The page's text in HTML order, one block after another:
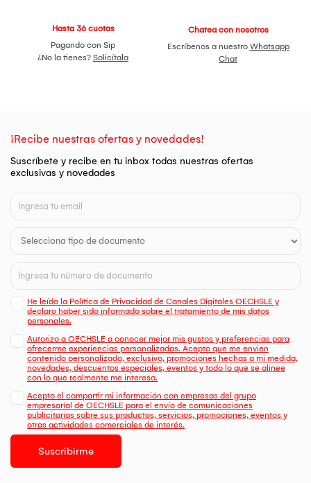
Hasta 36 cuotas
Pagando con Sip
¿No la tienes? Solicítala
Chatea con nosotros
Escríbenos a nuestro Whatsapp
Chat
¡Recibe nuestras ofertas y novedades!
Suscríbete y recibe en tu inbox todas nuestras ofertas
exclusivas y novedades
He leído la Política de Privacidad de Canales Digitales OECHSLE y
declaro haber sido informado sobre el tratamiento de mis datos
personales.
Autorizo a OECHSLE a conocer mejor mis gustos y preferencias para
ofrecerme experiencias personalizadas. Acepto que me envien
contenido personalizado, exclusivo, promociones hechas a mi medida,
novedades, descuentos especiales, eventos y todo lo que se alinee
con lo que realmente me interesa.
Acepto el compartir mi información con empresas del grupo
empresarial de OECHSLE para el envío de comunicaciones
publicitarias sobre sus productos, servicios, promociones, eventos y
otras actividades comerciales de interés.
Suscribirme